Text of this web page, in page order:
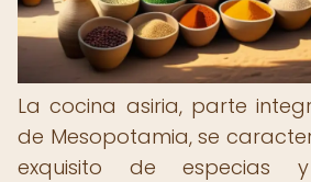
La cocina asiria, parte
de Mesopotamia, se
exquisito de especias